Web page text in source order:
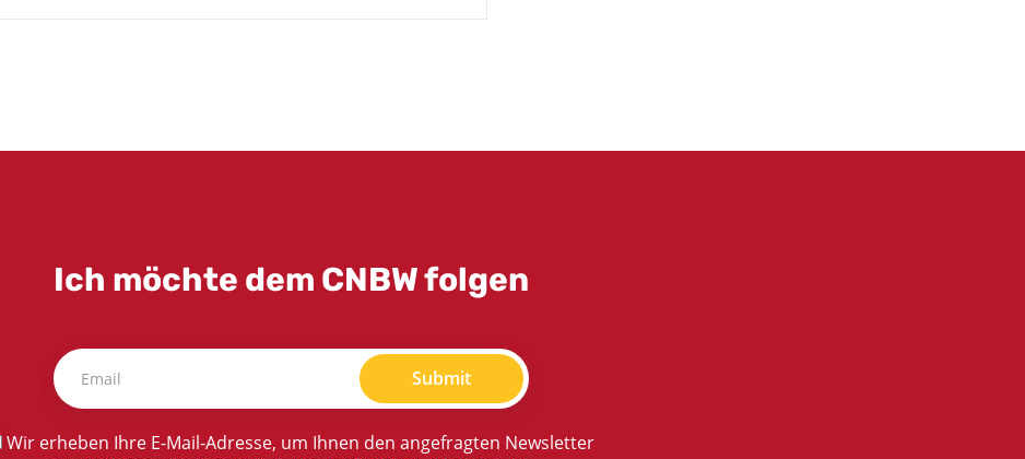
Ich möchte dem CNBW folgen
Submit
Wir erheben Ihre E-Mail-Adresse, um Ihnen den angefragten Newsletter